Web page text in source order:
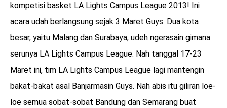
kompetisi basket LA Lights Campus League 2013! Ini
acara udah berlangsung sejak 3 Maret Guys. Dua kota
besar, yaitu Malang dan Surabaya, udeh ngerasain gimana
serunya LA Lights Campus League. Nah tanggal 17-23
Maret ini, tim LA Lights Campus League lagi mantengin
bakat-bakat asal Banjarmasin Guys. Nah abis itu giliran loe-
loe semua sobat-sobat Bandung dan Semarang buat